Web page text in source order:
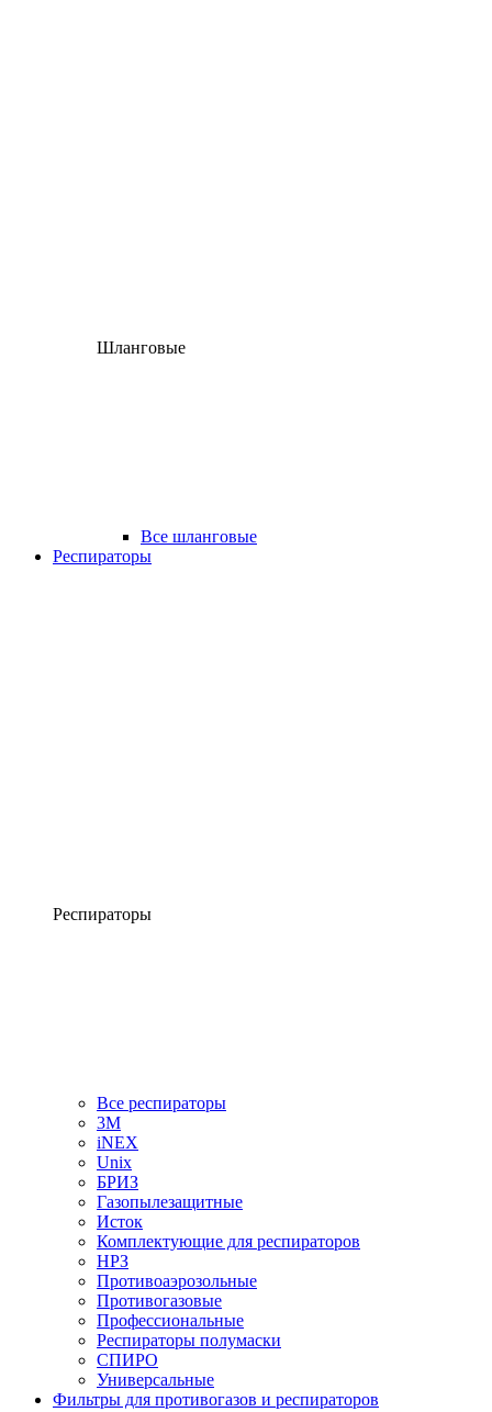
Шланговые
Все шланговые
Респираторы
Респираторы
Все респираторы
3М
iNEX
Unix
БРИЗ
Газопылезащитные
Исток
Комплектующие для респираторов
НРЗ
Противоаэрозольные
Противогазовые
Профессиональные
Респираторы полумаски
СПИРО
Универсальные
Фильтры для противогазов и респираторов